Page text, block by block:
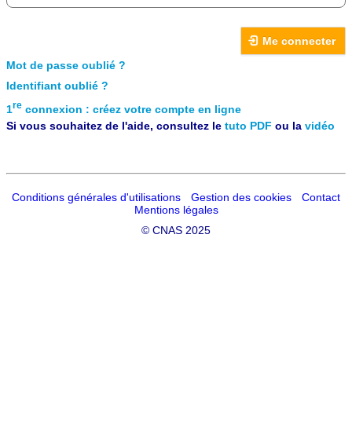
Me connecter
Mot de passe oublié ?
Identifiant oublié ?
1re connexion : créez votre compte en ligne
Si vous souhaitez de l'aide, consultez le tuto PDF ou la vidéo
Conditions générales d'utilisations Gestion des cookies
Contact
Mentions légales
© CNAS 2025